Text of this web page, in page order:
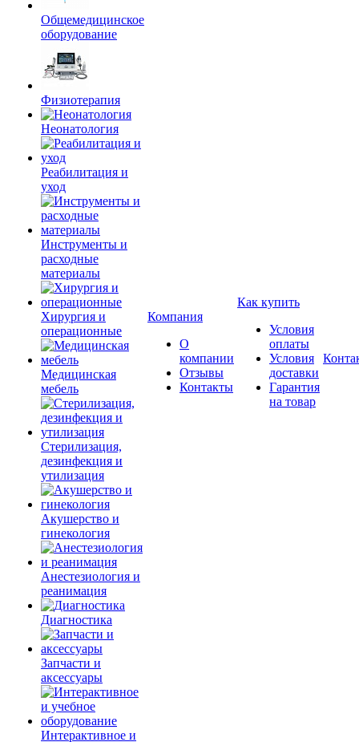
Общемедицинское
оборудование
Физиотерапия
Неонатология
Реабилитация и
уход
Инструменты и
расходные
материалы
Хирургия и
операционные
Медицинская
мебель
Стерилизация,
дезинфекция и
утилизация
Акушерство и
гинекология
Анестезиология и
реанимация
Диагностика
Запчасти и
аксессуары
Интерактивное и
Компания
О
компании
Отзывы
Контакты
Как купить
Условия
оплаты
Условия
доставки
Гарантия
на товар